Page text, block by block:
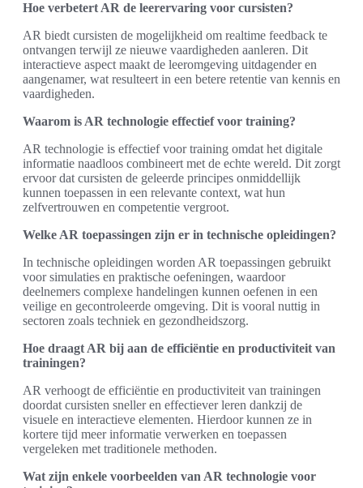
Hoe verbetert AR de leerervaring voor cursisten?
AR biedt cursisten de mogelijkheid om realtime feedback te
ontvangen terwijl ze nieuwe vaardigheden aanleren. Dit
interactieve aspect maakt de leeromgeving uitdagender en
aangenamer, wat resulteert in een betere retentie van kennis en
vaardigheden.
Waarom is AR technologie effectief voor training?
AR technologie is effectief voor training omdat het digitale
informatie naadloos combineert met de echte wereld. Dit zorgt
ervoor dat cursisten de geleerde principes onmiddellijk
kunnen toepassen in een relevante context, wat hun
zelfvertrouwen en competentie vergroot.
Welke AR toepassingen zijn er in technische opleidingen?
In technische opleidingen worden AR toepassingen gebruikt
voor simulaties en praktische oefeningen, waardoor
deelnemers complexe handelingen kunnen oefenen in een
veilige en gecontroleerde omgeving. Dit is vooral nuttig in
sectoren zoals techniek en gezondheidszorg.
Hoe draagt AR bij aan de efficiëntie en productiviteit van
trainingen?
AR verhoogt de efficiëntie en productiviteit van trainingen
doordat cursisten sneller en effectiever leren dankzij de
visuele en interactieve elementen. Hierdoor kunnen ze in
kortere tijd meer informatie verwerken en toepassen
vergeleken met traditionele methoden.
Wat zijn enkele voorbeelden van AR technologie voor